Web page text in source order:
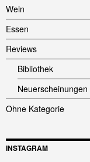
Wein
Essen
Reviews
Bibliothek
Neuerscheinungen
Ohne Kategorie
INSTAGRAM